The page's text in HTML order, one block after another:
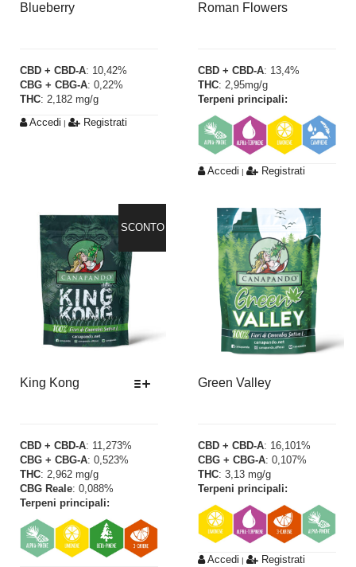
Blueberry
CBD + CBD-A: 10,42%
CBG + CBG-A: 0,22%
THC: 2,182 mg/g
Accedi | Registrati
Roman Flowers
CBD + CBD-A: 13,4%
THC: 2,95mg/g
Terpeni principali:
Accedi | Registrati
SCONTO
King Kong
prodotto
ha
più
varianti.
Le
opzioni
possono
CBD + CBD-A: 11,273%
CBG + CBG-A: 0,523%
THC: 2,962 mg/g
CBG Reale: 0,088%
Terpeni principali:
Green Valley
CBD + CBD-A: 16,101%
CBG + CBG-A: 0,107%
THC: 3,13 mg/g
Terpeni principali:
Accedi | Registrati